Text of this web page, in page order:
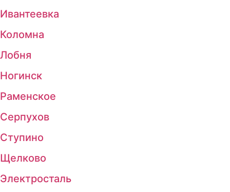
Ивантеевка
Коломна
Лобня
Ногинск
Раменское
Серпухов
Ступино
Щелково
Электросталь